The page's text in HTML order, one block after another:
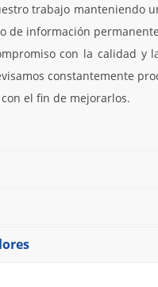
trabajo manteniendo
de información
con la calidad y
constantemente
el fin de mejorarlos.